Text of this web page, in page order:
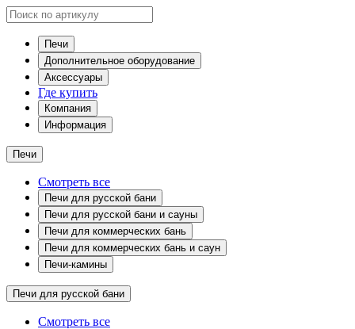
Печи
Дополнительное оборудование
Аксессуары
Где купить
Компания
Информация
Печи
Смотреть все
Печи для русской бани
Печи для русской бани и сауны
Печи для коммерческих бань
Печи для коммерческих бань и саун
Печи-камины
Печи для русской бани
Смотреть все